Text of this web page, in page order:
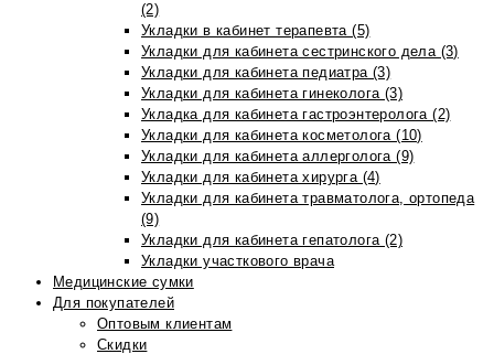
(2)
Укладки в кабинет терапевта (5)
Укладки для кабинета сестринского дела (3)
Укладки для кабинета педиатра (3)
Укладки для кабинета гинеколога (3)
Укладка для кабинета гастроэнтеролога (2)
Укладки для кабинета косметолога (10)
Укладки для кабинета аллерголога (9)
Укладки для кабинета хирурга (4)
Укладки для кабинета травматолога, ортопеда
(9)
Укладки для кабинета гепатолога (2)
Укладки участкового врача
Медицинские сумки
Для покупателей
Оптовым клиентам
Скидки